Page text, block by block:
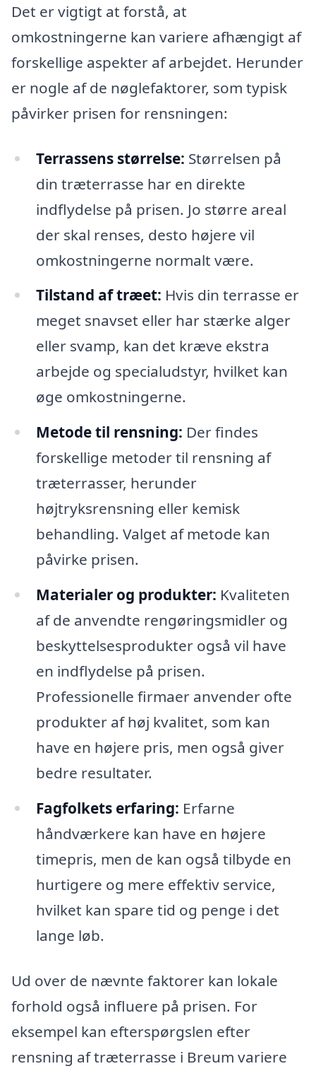
Det er vigtigt at forstå, at
omkostningerne kan variere afhængigt af
forskellige aspekter af arbejdet. Herunder
er nogle af de nøglefaktorer, som typisk
påvirker prisen for rensningen:
Terrassens størrelse: Størrelsen på
din træterrasse har en direkte
indflydelse på prisen. Jo større areal
der skal renses, desto højere vil
omkostningerne normalt være.
Tilstand af træet: Hvis din terrasse er
meget snavset eller har stærke alger
eller svamp, kan det kræve ekstra
arbejde og specialudstyr, hvilket kan
øge omkostningerne.
Metode til rensning: Der findes
forskellige metoder til rensning af
træterrasser, herunder
højtryksrensning eller kemisk
behandling. Valget af metode kan
påvirke prisen.
Materialer og produkter: Kvaliteten
af de anvendte rengøringsmidler og
beskyttelsesprodukter også vil have
en indflydelse på prisen.
Professionelle firmaer anvender ofte
produkter af høj kvalitet, som kan
have en højere pris, men også giver
bedre resultater.
Fagfolkets erfaring: Erfarne
håndværkere kan have en højere
timepris, men de kan også tilbyde en
hurtigere og mere effektiv service,
hvilket kan spare tid og penge i det
lange løb.
Ud over de nævnte faktorer kan lokale
forhold også influere på prisen. For
eksempel kan efterspørgslen efter
rensning af træterrasse i Breum variere